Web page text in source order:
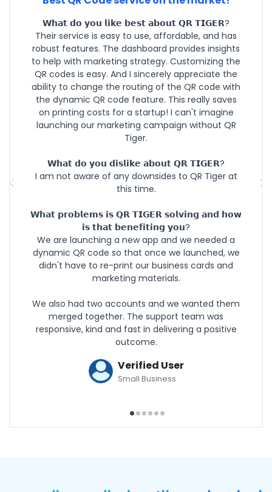
𝗪𝗵𝗮𝘁 𝗱𝗼 𝘆𝗼𝘂 𝗹𝗶𝗸𝗲 𝗯𝗲𝘀𝘁 𝗮𝗯𝗼𝘂𝘁 𝗤𝗥 𝗧𝗜𝗚𝗘𝗥?
Their service is easy to use, affordable, and has
robust features. The dashboard provides insights
to help with marketing strategy. Customizing the
QR codes is easy. And I sincerely appreciate the
ability to change the routing of the QR code with
the dynamic QR code feature. This really saves
on printing costs for a startup! I can't imagine
launching our marketing campaign without QR
Tiger.
𝗪𝗵𝗮𝘁 𝗱𝗼 𝘆𝗼𝘂 𝗱𝗶𝘀𝗹𝗶𝗸𝗲 𝗮𝗯𝗼𝘂𝘁 𝗤𝗥 𝗧𝗜𝗚𝗘𝗥?
I am not aware of any downsides to QR Tiger at
this time.
𝗪𝗵𝗮𝘁 𝗽𝗿𝗼𝗯𝗹𝗲𝗺𝘀 𝗶𝘀 𝗤𝗥 𝗧𝗜𝗚𝗘𝗥 𝘀𝗼𝗹𝘃𝗶𝗻𝗴 𝗮𝗻𝗱 𝗵𝗼𝘄
𝗶𝘀 𝘁𝗵𝗮𝘁 𝗯𝗲𝗻𝗲𝗳𝗶𝘁𝗶𝗻𝗴 𝘆𝗼𝘂?
We are launching a new app and we needed a
dynamic QR code so that once we launched, we
didn't have to re-print our business cards and
marketing materials.
We also had two accounts and we wanted them
merged together. The support team was
responsive, kind and fast in delivering a positive
outcome.
Verified User
Small Business